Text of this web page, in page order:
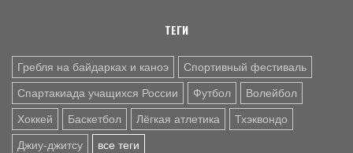
ТЕГИ
Гребля на байдарках и каноэ Спортивный фестиваль
Спартакиада учащихся России Футбол Волейбол
Хоккей Баскетбол Лёгкая атлетика Тхэквондо
Джиу-джитсу все теги